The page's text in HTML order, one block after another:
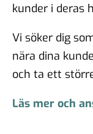
kunder i deras
Vi söker dig
nära dina
och ta ett
Läs mer och